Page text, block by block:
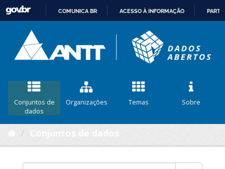
CONTEÚDO
COMUNICA BR ACESSO À INFORMAÇÃO
Conjuntos de
dados
Organizações Temas Sobre